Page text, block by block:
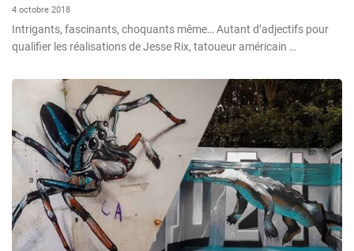
4 octobre 2018
Intrigants, fascinants, choquants même… Autant d’adjectifs pour
qualifier les réalisations de Jesse Rix, tatoueur américain …